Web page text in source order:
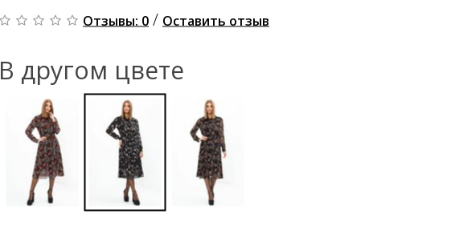
Отзывы: 0 / Оставить отзыв
В другом цвете